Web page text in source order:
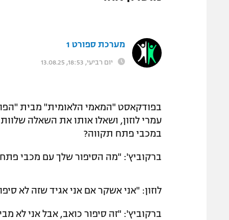
מערכת ספורט 1
יום רביעי, 18:53, 13.08.25
בפודקאסט "המאמי הלאומית" מבית
עמרי לוזון, ושאלו אותו את השאלה
במכבי פתח תקווה?
ברקוביץ': "מה הסיפור שלך עם מכבי
לוזון: "אני אשקר אם אני אגיד שזה לא
ברקוביץ': "זה סיפור כואב, אבל אני לא